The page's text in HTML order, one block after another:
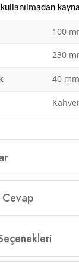
100
230
40 mm